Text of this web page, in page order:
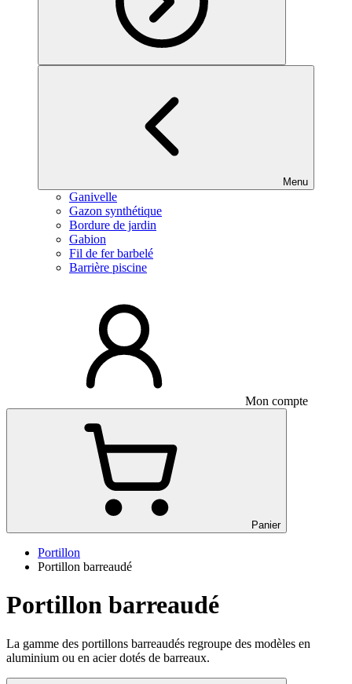
Menu
Ganivelle
Gazon synthétique
Bordure de jardin
Gabion
Fil de fer barbelé
Barrière piscine
Mon compte
Panier
Portillon
Portillon barreaudé
Portillon barreaudé
La gamme des portillons barreaudés regroupe des modèles en
aluminium ou en acier dotés de barreaux.